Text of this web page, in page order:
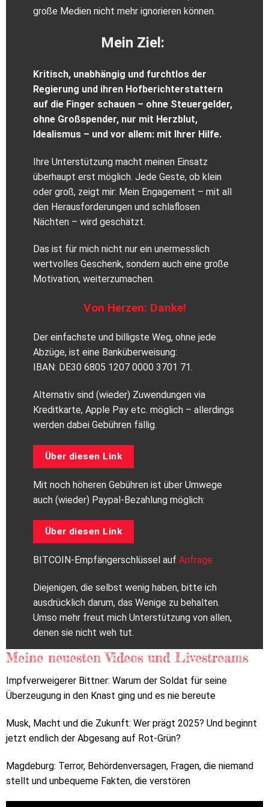
große Medien nicht mehr ignorieren können.
Mein Ziel:
Kritisch, unabhängig und furchtlos der
Regierung und ihren Hofberichterstattern
auf die Finger schauen – ohne Steuergelder,
ohne Großspender, nur mit Herzblut,
Idealismus – und vor allem: mit Ihrer Hilfe.
Ihre Unterstützung macht meinen Einsatz
überhaupt erst möglich. Jede Geste, ob klein
oder groß, zeigt mir: Mein Engagement – mit all
den Herausforderungen und schlaflosen
Nächten – wird geschätzt.
Das ist für mich nicht nur ein unermesslich
wertvolles Geschenk, sondern auch eine große
Motivation, weiterzumachen.
Von Herzen: Danke!
Der einfachste und billigste Weg, ohne jede
Abzüge, ist eine Banküberweisung:
IBAN: DE30 6805 1207 0000 3701 71.
Alternativ sind (wieder) Zuwendungen via
Kreditkarte, Apple Pay etc. möglich – allerdings
werden dabei Gebühren fällig.
Über diesen Link
Mit noch höheren Gebühren ist über Umwege
auch (wieder) Paypal-Bezahlung möglich:
Über diesen Link
BITCOIN-Empfängerschlüssel auf Anfrage
Diejenigen, die selbst wenig haben, bitte ich
ausdrücklich darum, das Wenige zu behalten.
Umso mehr freut mich Unterstützung von allen,
denen sie nicht weh tut.
Meine neuesten Videos und Livestreams
Impfverweigerer Bittner: Warum der Soldat für seine
Überzeugung in den Knast ging und es nie bereute
Musk, Macht und die Zukunft: Wer prägt 2025? Und beginnt
jetzt endlich der Abgesang auf Rot-Grün?
Magdeburg: Terror, Behördenversagen, Fragen, die niemand
stellt und unbequeme Fakten, die verstören